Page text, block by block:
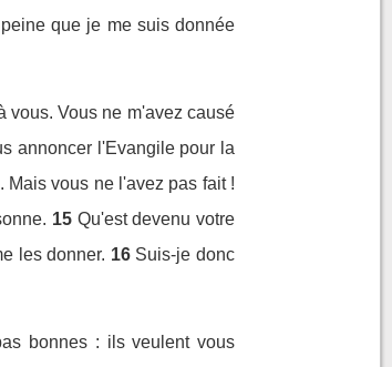
que je me suis donnée
vous. Vous ne m'avez causé
annoncer l'Evangile pour la
Mais vous ne l'avez pas fait !
15 Qu'est devenu votre
les donner. 16 Suis-je donc
bonnes : ils veulent vous